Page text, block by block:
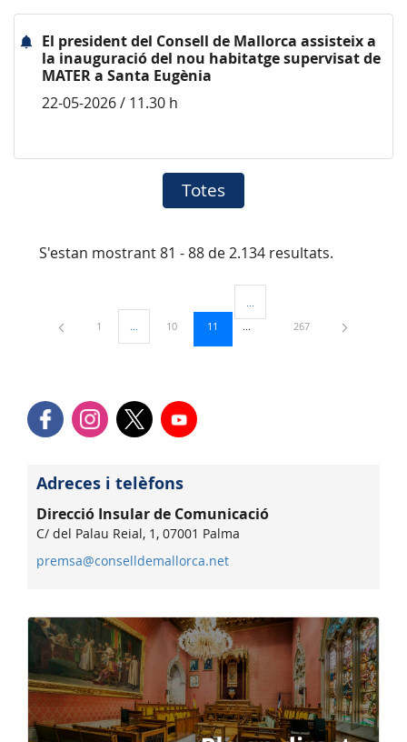
El president del Consell de Mallorca assisteix a
la inauguració del nou habitatge supervisat de
MATER a Santa Eugènia
22-05-2026 / 11.30 h
Totes
S'estan mostrant 81 - 88 de 2.134 resultats.
Pàgina
1 ...Pàgines intermèdies Utilitzeu TAB per navegar.
Pàgina
10 Pàgina
11
Pàgines intermèdies Utilitzeu
Pàgina
267
Adreces i telèfons
Direcció Insular de Comunicació
C/ del Palau Reial, 1, 07001 Palma
premsa@conselldemallorca.net